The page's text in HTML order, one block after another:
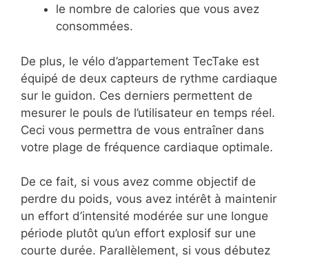
le nombre de calories que vous avez
consommées.
De plus, le vélo d’appartement TecTake est
équipé de deux capteurs de rythme cardiaque
sur le guidon. Ces derniers permettent de
mesurer le pouls de l’utilisateur en temps réel.
Ceci vous permettra de vous entraîner dans
votre plage de fréquence cardiaque optimale.
De ce fait, si vous avez comme objectif de
perdre du poids, vous avez intérêt à maintenir
un effort d’intensité modérée sur une longue
période plutôt qu’un effort explosif sur une
courte durée. Parallèlement, si vous débutez